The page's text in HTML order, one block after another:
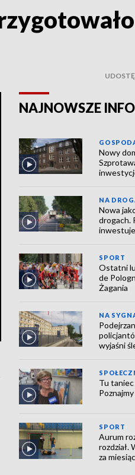
NAJNOWSZE
Nowy
NA
Nowa
drogach.
SPORT
Ostatni
de
Żagania
NA
wyjaśni
Tu taniec
SPORT
Aurum
rozdział.
za miesiąc